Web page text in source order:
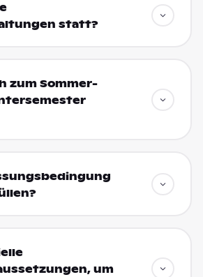
statt?
zum Sommer-
um